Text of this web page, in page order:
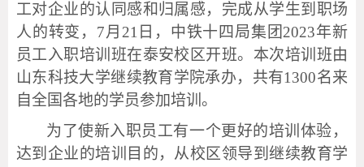
工对企业的认同感和归属感，完成从学生到职场
人的转变， 7月 21 日，中铁十四局集团 2023年新
员工入职培训班在泰安校区开班。本次培训班由
山东科技大学继续教育学院承办，共有1300名来
自全国各地的学员参加培训。
为了使新入职员工有一个更好的培训体验，
达到企业的培训目的，从校区领导到继续教育学